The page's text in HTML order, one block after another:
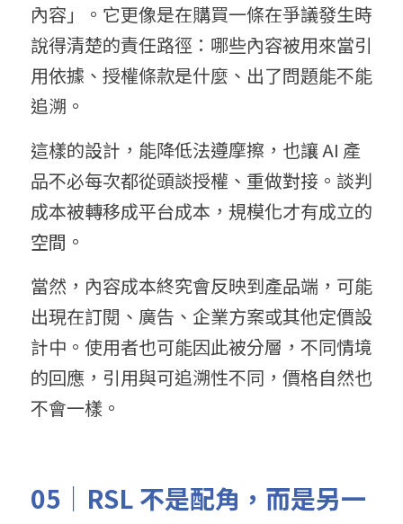
內容」。它更像是在購買一條在爭議發生時
說得清楚的責任路徑：哪些內容被用來當引
用依據、授權條款是什麼、出了問題能不能
追溯。
這樣的設計，能降低法遵摩擦，也讓 AI 產
品不必每次都從頭談授權、重做對接。談判
成本被轉移成平台成本，規模化才有成立的
空間。
當然，內容成本終究會反映到產品端，可能
出現在訂閱、廣告、企業方案或其他定價設
計中。使用者也可能因此被分層，不同情境
的回應，引用與可追溯性不同，價格自然也
不會一樣。
05｜RSL 不是配角，而是另一